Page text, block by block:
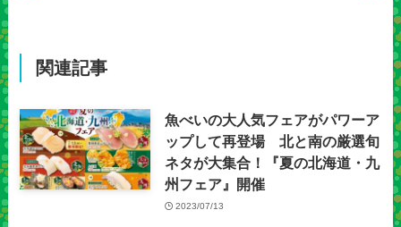
関連記事
魚べいの大人気フェアがパワーア
ップして再登場 北と南の厳選旬
ネタが大集合！『夏の北海道・九
州フェア』開催
2023/07/13